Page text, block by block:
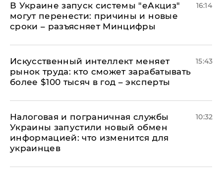
В Украине запуск системы "еАкциз"
могут перенести: причины и новые
сроки – разъясняет Минцифры
16:14
Искусственный интеллект меняет
рынок труда: кто сможет зарабатывать
более $100 тысяч в год – эксперты
15:43
Налоговая и пограничная службы
Украины запустили новый обмен
информацией: что изменится для
украинцев
10:32